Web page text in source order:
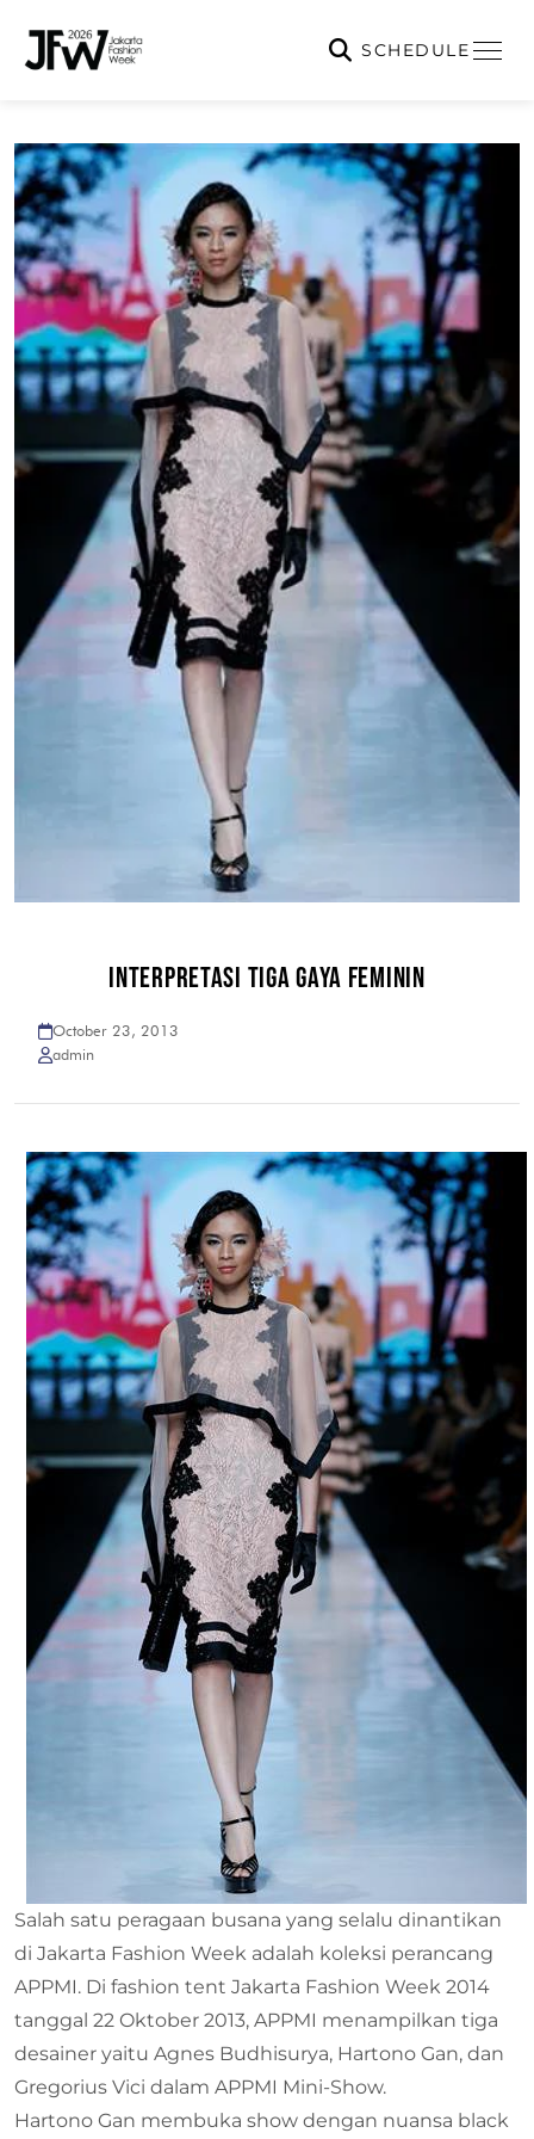
SCHEDULE
INTERPRETASI TIGA GAYA FEMININ
October 23, 2013
admin
Salah satu peragaan busana yang selalu dinantikan
di Jakarta Fashion Week adalah koleksi perancang
APPMI. Di fashion tent Jakarta Fashion Week 2014
tanggal 22 Oktober 2013, APPMI menampilkan tiga
desainer yaitu Agnes Budhisurya, Hartono Gan, dan
Gregorius Vici dalam APPMI Mini-Show.
Hartono Gan membuka show dengan nuansa black